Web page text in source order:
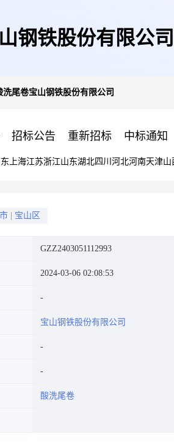
钢铁股份有限公司
洗尾卷宝山钢铁股份有限公司
招标公告 重新招标 中标通知
上海江苏浙江山东湖北四川 河北河南天津山
宝山区
GZZ2403051112993
2024-03-06 02:08:53
宝山钢铁股份有限公司
酸洗尾卷